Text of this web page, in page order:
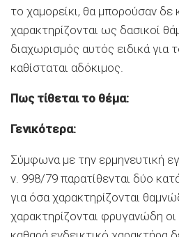
το χαμορείκι, θα μπορούσαν δε
χαρακτηρίζονται ως δασικοί
διαχωρισμός αυτός ειδικά για
καθίσταται αδόκιμος.
Πως τίθεται το θέμα:
Γενικότερα:
Σύμφωνα με την ερμηνευτική
ν. 998/79 παρατίθενται δύο
για όσα χαρακτηρίζονται
χαρακτηρίζονται φρυγανώδη